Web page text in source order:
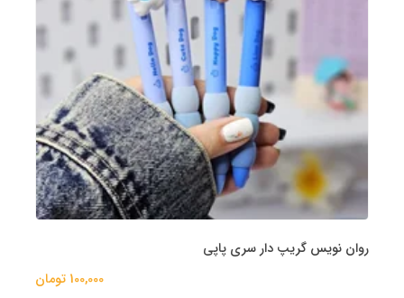
روان نویس گریپ دار سری پاپی
100,000 تومان